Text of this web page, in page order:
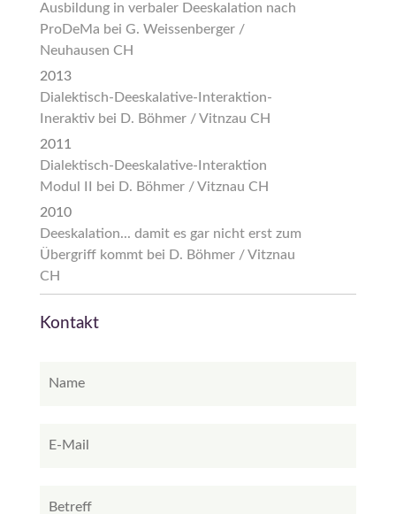
Ausbildung in verbaler Deeskalation nach
ProDeMa bei G. Weissenberger /
Neuhausen CH
2013
Dialektisch-Deeskalative-Interaktion-
Ineraktiv bei D. Böhmer / Vitnzau CH
2011
Dialektisch-Deeskalative-Interaktion
Modul II bei D. Böhmer / Vitznau CH
2010
Deeskalation... damit es gar nicht erst zum
Übergriff kommt bei D. Böhmer / Vitznau
CH
Kontakt